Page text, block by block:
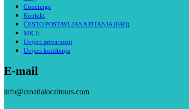
Concierge
Kontakt
ČESTO POSTAVLJANA PITANJA (FAQ)
MICE
Uvijeti privatnosti
Uvijeti korištenja
E-mail
info@croatialocaltours.com